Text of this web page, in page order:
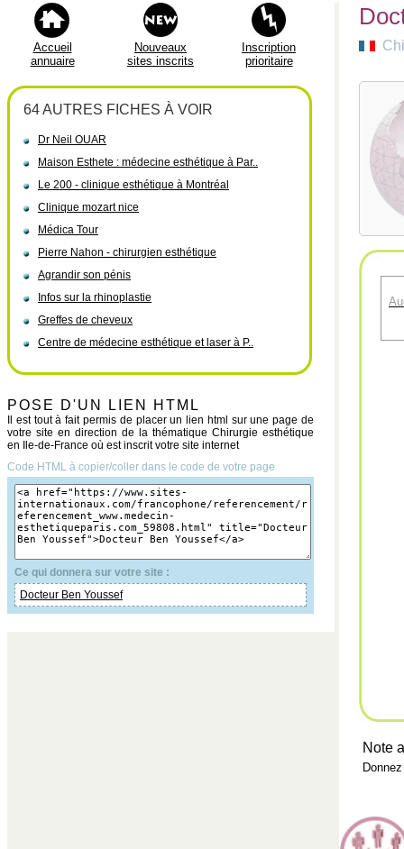
Accueil
annuaire
Nouveaux
sites inscrits
Inscription
prioritaire
64 AUTRES FICHES À VOIR
Dr Neil OUAR
Maison Esthete : médecine esthétique à Par..
Le 200 - clinique esthétique à Montréal
Clinique mozart nice
Médica Tour
Pierre Nahon - chirurgien esthétique
Agrandir son pénis
Infos sur la rhinoplastie
Greffes de cheveux
Centre de médecine esthétique et laser à P..
POSE D'UN LIEN HTML
Il est tout à fait permis de placer un lien html sur une page de
votre site en direction de la thématique Chirurgie esthétique
en Ile-de-France où est inscrit votre site internet
Code HTML à copier/coller dans le code de votre page
Ce qui donnera sur votre site :
Docteur Ben Youssef
Note